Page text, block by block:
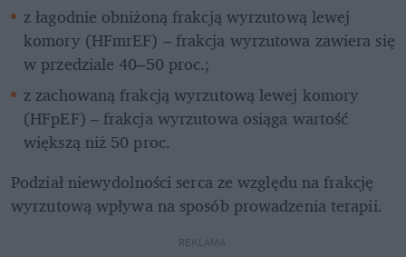
z łagodnie obniżoną frakcją wyrzutową lewej
komory (HFmrEF) – frakcja wyrzutowa zawiera się
w przedziale 40–50 proc.;
z zachowaną frakcją wyrzutową lewej komory
(HFpEF) – frakcja wyrzutowa osiąga wartość
większą niż 50 proc.
Podział niewydolności serca ze względu na frakcję
wyrzutową wpływa na sposób prowadzenia terapii.
REKLAMA